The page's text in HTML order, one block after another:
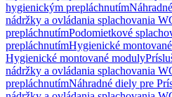
hygienickým prepláchnutím
nádržky a ovládania splachovania
prepláchnutímPodomietkové
prepláchnutímHygienické
Hygienické montované moduly
nádržky a ovládania splachovania
prepláchnutímNáhradné diely pre